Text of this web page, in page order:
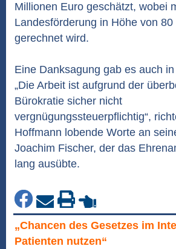
Millionen Euro geschätzt, wobei
Landesförderung in Höhe von 80
gerechnet wird.
Eine Danksagung gab es auch
„Die Arbeit ist aufgrund der
Bürokratie sicher nicht
vergnügungssteuerpflichtig“,
Hoffmann lobende Worte an
Joachim Fischer, der das
lang ausübte.
„Chancen des Gesetzes im
Patienten nutzen“